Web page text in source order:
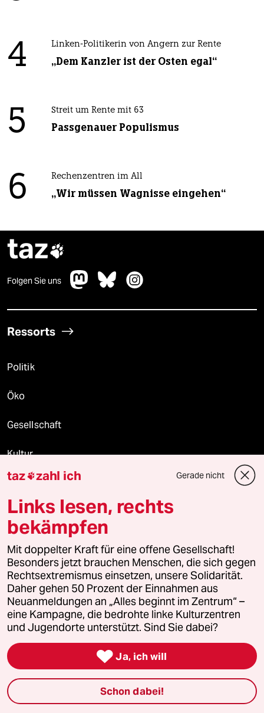
4 Linken-Politikerin von Angern zur Rente
„Dem Kanzler ist der Osten egal“
5 Streit um Rente mit 63
Passgenauer Populismus
6 Rechenzentren im All
„Wir müssen Wagnisse eingehen“
taz
Folgen Sie uns
Ressorts
Politik
Öko
Gesellschaft
Kultur
Sport
Berlin
Wahrheit
Themen
Bergsteigen
USA unter Trump
taz zahl ich Gerade nicht
Links lesen, rechts
bekämpfen
Mit doppelter Kraft für eine offene Gesellschaft!
Besonders jetzt brauchen Menschen, die sich gegen
Rechtsextremismus einsetzen, unsere Solidarität.
Daher gehen 50 Prozent der Einnahmen aus
Neuanmeldungen an „Alles beginnt im Zentrum“ –
eine Kampagne, die bedrohte linke Kulturzentren
und Jugendorte unterstützt. Sind Sie dabei?
 Ja, ich will
Schon dabei!